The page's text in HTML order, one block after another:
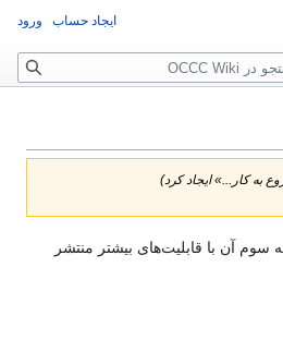
نسخه از آن منتشر شد و هم اکنون نسخه سوم آن با قابلیت‌های بیشتر منتشر
ایجاد حساب ورود